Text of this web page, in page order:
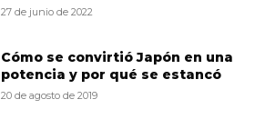
27 de junio de 2022
Cómo se convirtió Japón en una
potencia y por qué se estancó
20 de agosto de 2019